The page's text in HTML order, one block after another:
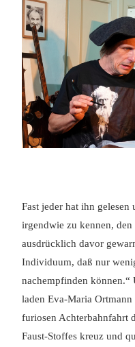
Fast jeder hat ihn
irgendwie zu kennen,
ausdrücklich davor
Individuum, daß nur
nachempfinden
laden Eva-Maria
furiosen Achterbahnfahrt
Faust-Stoffes kreuz und